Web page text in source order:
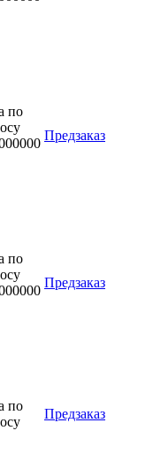
по
Предзаказ
по
Предзаказ
по
Предзаказ